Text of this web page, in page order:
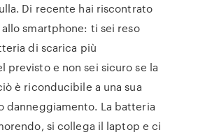
Di recente hai riscontrato
smartphone: ti sei reso
di scarica più
previsto e non sei sicuro se la
è riconducibile a una sua
danneggiamento. La batteria
si collega il laptop e ci